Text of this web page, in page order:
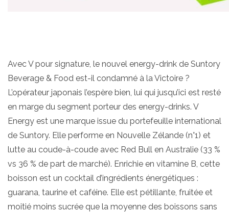
Avec V pour signature, le nouvel energy-drink de Suntory
Beverage & Food est-il condamné à la Victoire ?
L’opérateur japonais l’espère bien, lui qui jusqu’ici est resté
en marge du segment porteur des energy-drinks. V
Energy est une marque issue du portefeuille international
de Suntory. Elle performe en Nouvelle Zélande (n°1) et
lutte au coude-à-coude avec Red Bull en Australie (33 %
vs 36 % de part de marché). Enrichie en vitamine B, cette
boisson est un cocktail d’ingrédients énergétiques :
guarana, taurine et caféine. Elle est pétillante, fruitée et
moitié moins sucrée que la moyenne des boissons sans